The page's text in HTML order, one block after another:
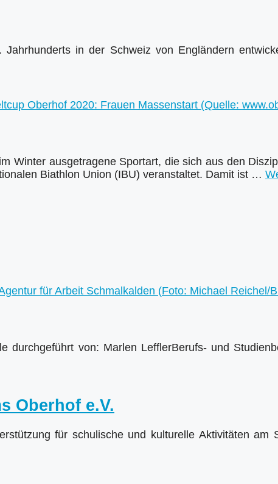
in der Schweiz von Engländern
Winter ausgetragene Sportart, die sich aus den
Biathlon Union (IBU) veranstaltet. Damit ist …
durchgeführt von: Marlen LefflerBerufs- und
Oberhof e.V.
für schulische und kulturelle Aktivitäten